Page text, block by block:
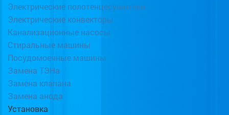
Электрические полотенцесушители
Электрические конвекторы
Канализационные насосы
Стиральные машины
Посудомоечные машины
Замена ТЭНа
Замена клапана
Замена анода
Установка